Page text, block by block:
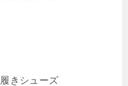
きシューズ